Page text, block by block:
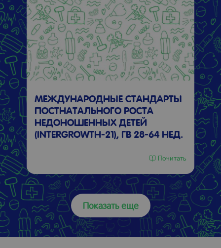
МЕЖДУНАРОДНЫЕ СТАНДАРТЫ
ПОСТНАТАЛЬНОГО РОСТА
НЕДОНОШЕННЫХ ДЕТЕЙ
(INTERGROWTH-21), ГВ 28-64 НЕД.
Почитать
Показать еще